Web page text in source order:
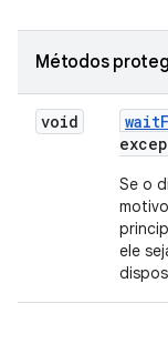
Métodos
void wait
Se o
ele